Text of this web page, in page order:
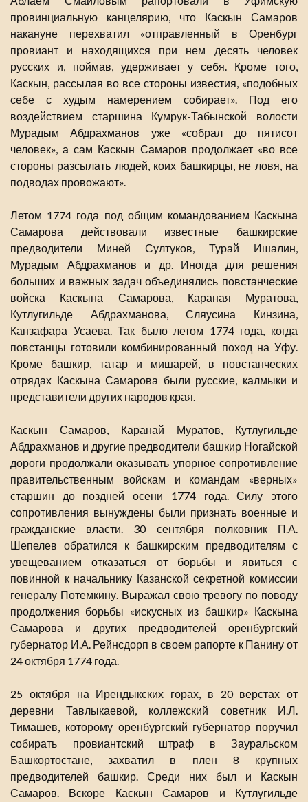
провинциальную канцелярию, что Каскын Самаров
накануне перехватил «отправленный в Оренбург
провиант и находящихся при нем десять человек
русских и, поймав, удерживает у себя. Кроме того,
Каскын, рассылая во все стороны известия, «подобных
себе с худым намерением собирает». Под его
воздействием старшина Кумрук-Табынской волости
Мурадым Абдрахманов уже «собрал до пятисот
человек», а сам Каскын Самаров продолжает «во все
стороны разсылать людей, коих башкирцы, не ловя, на
подводах провожают».
Летом 1774 года под общим командованием Каскына
Самарова действовали известные башкирские
предводители Миней Султуков, Турай Ишалин,
Мурадым Абдрахманов и др. Иногда для решения
больших и важных задач объединялись повстанческие
войска Каскына Самарова, Караная Муратова,
Кутлугильде Абдрахманова, Сляусина Кинзина,
Канзафара Усаева. Так было летом 1774 года, когда
повстанцы готовили комбинированный поход на Уфу.
Кроме башкир, татар и мишарей, в повстанческих
отрядах Каскына Самарова были русские, калмыки и
представители других народов края.
Каскын Самаров, Каранай Муратов, Кутлугильде
Абдрахманов и другие предводители башкир Ногайской
дороги продолжали оказывать упорное сопротивление
правительственным войскам и командам «верных»
старшин до поздней осени 1774 года. Силу этого
сопротивления вынуждены были признать военные и
гражданские власти. 30 сентября полковник П.А.
Шепелев обратился к башкирским предводителям с
увещеванием отказаться от борьбы и явиться с
повинной к начальнику Казанской секретной комиссии
генералу Потемкину. Выражал свою тревогу по поводу
продолжения борьбы «искусных из башкир» Каскына
Самарова и других предводителей оренбургский
губернатор И.А. Рейнсдорп в своем рапорте к Панину от
24 октября 1774 года.
25 октября на Ирендыкских горах, в 20 верстах от
деревни Тавлыкаевой, коллежский советник И.Л.
Тимашев, которому оренбургский губернатор поручил
собирать провиантский штраф в Зауральском
Башкортостане, захватил в плен 8 крупных
предводителей башкир. Среди них был и Каскын
Самаров. Вскоре Каскын Самаров и Кутлугильде